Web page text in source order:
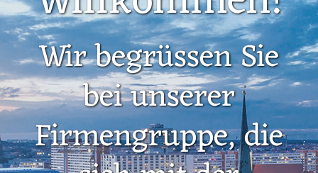
Wir begrüssen Sie
bei unserer
Firmengruppe, die